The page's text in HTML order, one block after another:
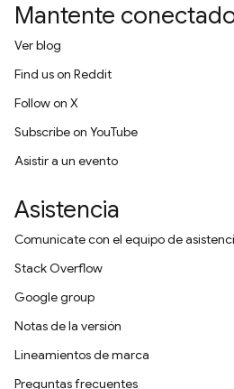
Mantente
Ver blog
Find us on Reddit
Follow on X
Subscribe on YouTube
Asistir a un evento
Asistencia
Comunícate con el equipo de
Stack Overflow
Google group
Notas de la versión
Lineamientos de marca
Preguntas frecuentes